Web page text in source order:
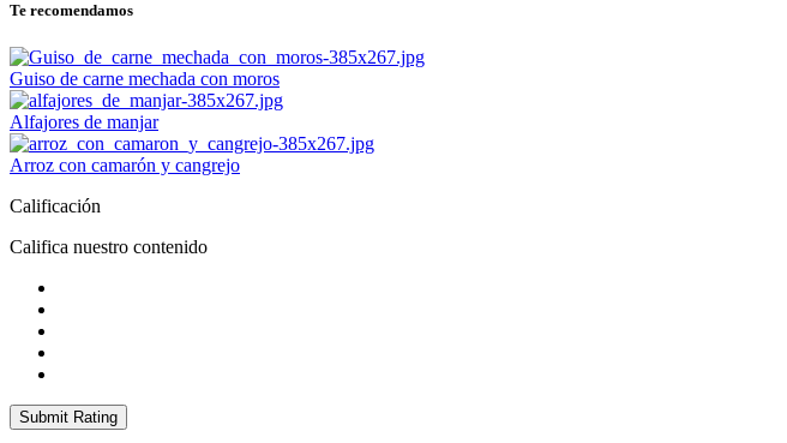
Te recomendamos
Guiso de carne mechada con moros
Alfajores de manjar
Arroz con camarón y cangrejo
Calificación
Califica nuestro contenido
Submit Rating